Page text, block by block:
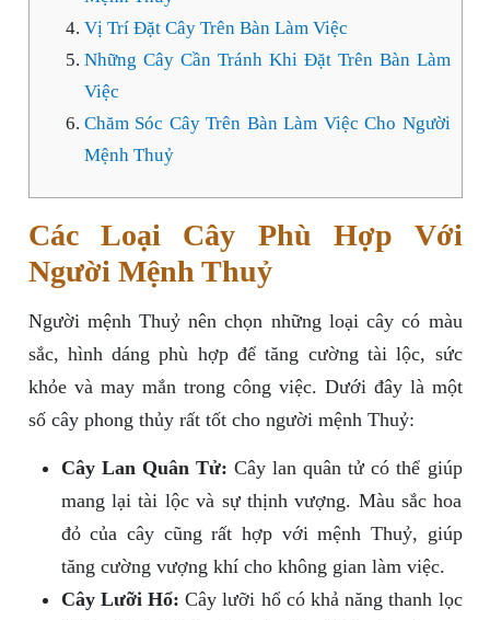
Vị Trí Đặt Cây Trên Bàn Làm Việc
Những Cây Cần Tránh Khi Đặt Trên Bàn Làm
Việc
Chăm Sóc Cây Trên Bàn Làm Việc Cho Người
Mệnh Thuỷ
Các Loại Cây Phù Hợp Với
Người Mệnh Thuỷ
Người mệnh Thuỷ nên chọn những loại cây có màu
sắc, hình dáng phù hợp để tăng cường tài lộc, sức
khỏe và may mắn trong công việc. Dưới đây là một
số cây phong thủy rất tốt cho người mệnh Thuỷ:
Cây Lan Quân Tử: Cây lan quân tử có thể giúp
mang lại tài lộc và sự thịnh vượng. Màu sắc hoa
đỏ của cây cũng rất hợp với mệnh Thuỷ, giúp
tăng cường vượng khí cho không gian làm việc.
Cây Lưỡi Hổ: Cây lưỡi hổ có khả năng thanh lọc